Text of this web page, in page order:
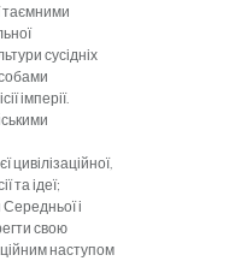
та­ємними
сусідніх
імперії.
та ідеї;
і
свою
насту­пом